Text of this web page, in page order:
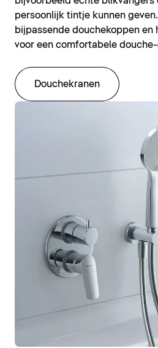
persoonlijk tintje kunnen
bijpassende douchekoppen en
voor een comfortabele
Douchekranen